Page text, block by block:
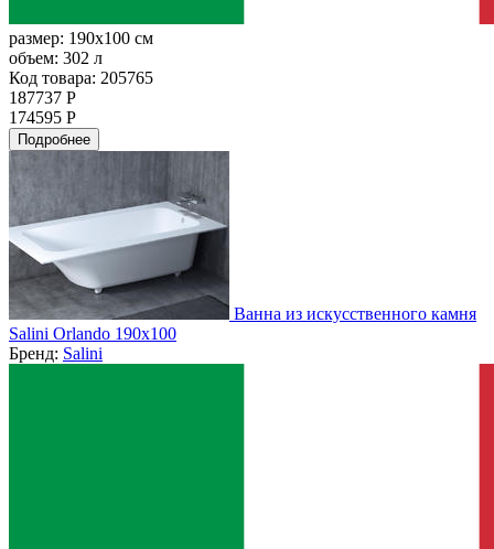
размер: 190x100 см
объем: 302 л
Код товара: 205765
187737 Р
174595 Р
Подробнее
Ванна из искусственного камня
Salini Orlando 190x100
Бренд: Salini